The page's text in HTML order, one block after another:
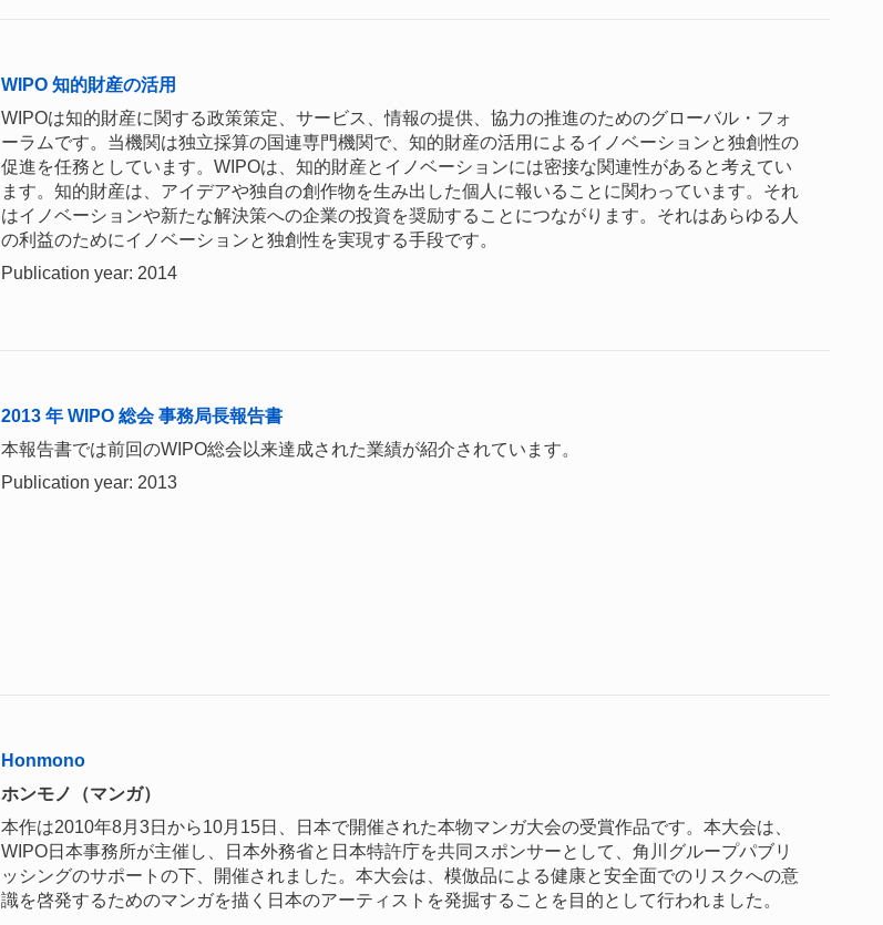
WIPO 知的財産の活用
WIPOは知的財産に関する政策策定、サービス、情報の提供、協力の推進のためのグローバル・フォ
ーラムです。当機関は独立採算の国連専門機関で、知的財産の活用によるイノベーションと独創性の
促進を任務としています。WIPOは、知的財産とイノベーションには密接な関連性があると考えてい
ます。知的財産は、アイデアや独自の創作物を生み出した個人に報いることに関わっています。それ
はイノベーションや新たな解決策への企業の投資を奨励することにつながります。それはあらゆる人
の利益のためにイノベーションと独創性を実現する手段です。
Publication year: 2014
2013 年 WIPO 総会 事務局長報告書
本報告書では前回のWIPO総会以来達成された業績が紹介されています。
Publication year: 2013
Honmono
ホンモノ（マンガ）
本作は2010年8月3日から10月15日、日本で開催された本物マンガ大会の受賞作品です。本大会は、
WIPO日本事務所が主催し、日本外務省と日本特許庁を共同スポンサーとして、角川グループパブリ
ッシングのサポートの下、開催されました。本大会は、模倣品による健康と安全面でのリスクへの意
識を啓発するためのマンガを描く日本のアーティストを発掘することを目的として行われました。